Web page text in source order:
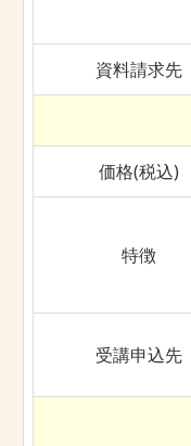
資料請求先
価格(税込)
特徴
受講申込先